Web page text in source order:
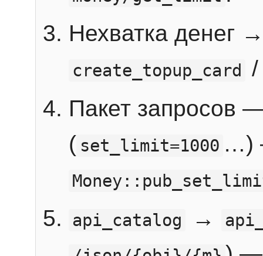
Нехватка денег
create_topup_card
Пакет запросов
( set_limit=1000 …)
api_catalog
→